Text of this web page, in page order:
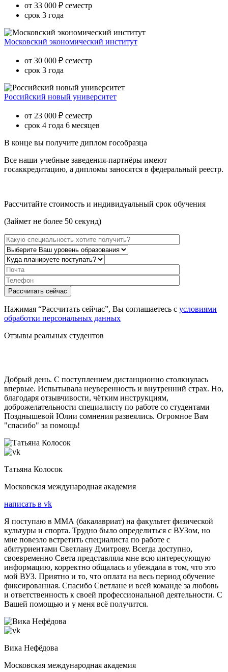
от 33 000 ₽ семестр
срок 3 года
Московский экономический институт
от 30 000 ₽ семестр
срок 3 года
Российский новый университет
от 23 000 ₽ семестр
срок 4 года 6 месяцев
В конце вы получите диплом гособразца
Все наши учебные заведения-партнёры имеют
госаккредитацию, а дипломы заносятся в федеральный реестр.
Рассчитайте стоимость и индивидуальный срок обучения
(Займет не более 50 секунд)
Нажимая “Рассчитать сейчас”, Вы соглашаетесь с условиями
обработки персональных данных
Отзывы реальных студентов
Добрый день. С поступлением дистанционно столкнулась
впервые. Испытывала неуверенность и внутренний страх. Но,
благодаря отзывчивости, чётким инструкциям,
доброжелательности специалисту по работе со студентами
Позднышевой Юлии сомнения развеялись. Огромное Вам
"спасибо" за помощь!
Татьяна Колосок
Московская международная академия
написать в vk
Я поступаю в ММА (бакалавриат) на факультет физической
культуры и спорта. Трудно было определиться с ВУЗом, но
мне повезло встретить специалиста по работе с
абитуриентами Светлану Дмитрову. Всегда доступно,
своевременно Света представляла мне всю интересующую
информацию, корректно общалась и убеждала в том, что это
мой ВУЗ. Приятно и то, что оплата на весь период обучение
фиксированная. Спасибо Светлане и всей команде за любовь
и ответственность к своей профессиональной деятельности. С
Вашей помощью и у меня всё получится.
Вика Нефёдова
Московская международная академия